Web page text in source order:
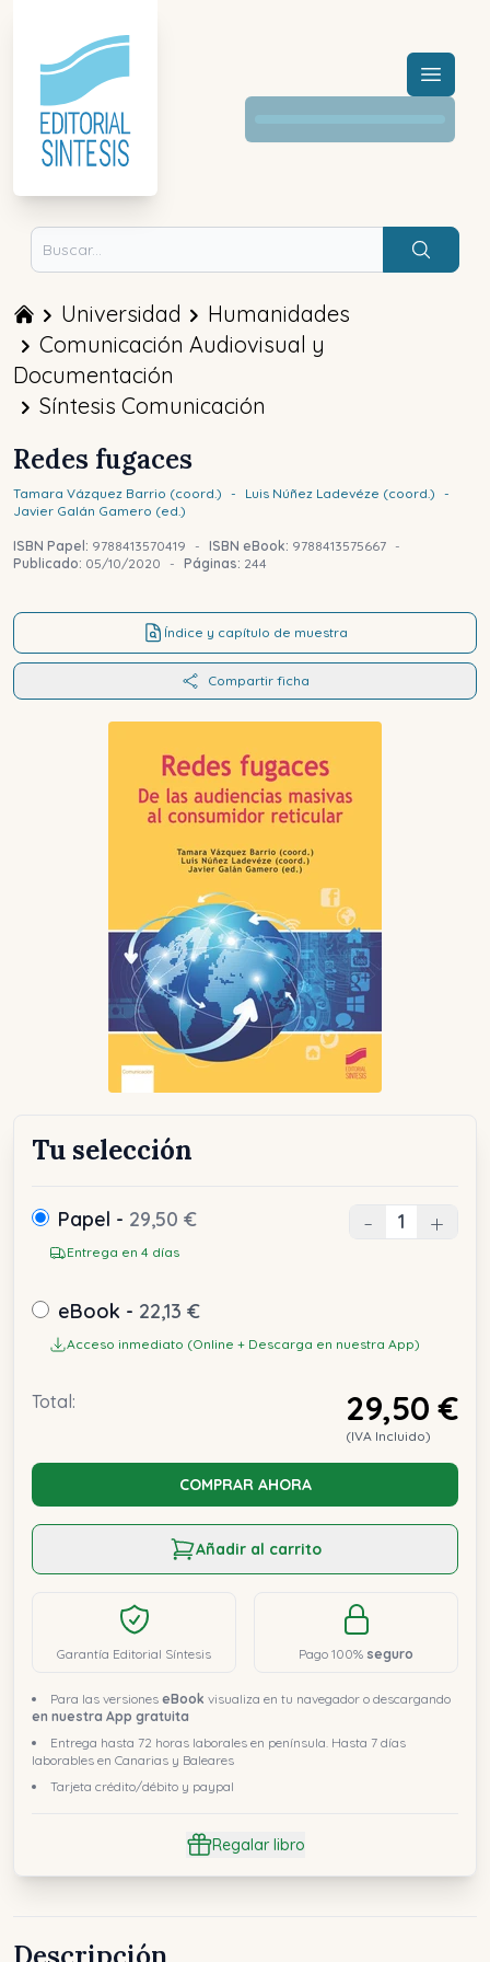
Menú
Buscar
Universidad
Humanidades
Comunicación Audiovisual y
Documentación
Síntesis Comunicación
Redes fugaces
Tamara Vázquez Barrio (coord.) - Luis Núñez Ladevéze (coord.) -
Javier Galán Gamero (ed.)
ISBN Papel: 9788413570419 - ISBN eBook: 9788413575667 -
Publicado: 05/10/2020 - Páginas: 244
Índice y capítulo de muestra
Compartir ficha
Tu selección
Papel - 29,50 €
Entrega en 4 días
- +
eBook - 22,13 €
Acceso inmediato (Online + Descarga en nuestra App)
Total: 29,50 €
(IVA Incluido)
COMPRAR AHORA
Añadir al carrito
Garantía Editorial Síntesis Pago 100% seguro
Para las versiones eBook visualiza en tu navegador o descargando
en nuestra App gratuita
Entrega hasta 72 horas laborales en península. Hasta 7 días
laborables en Canarias y Baleares
Tarjeta crédito/débito y paypal
Regalar libro